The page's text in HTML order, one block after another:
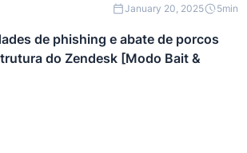
January 20, 2025 5min
de phishing e abate de porcos
do Zendesk [Modo Bait &